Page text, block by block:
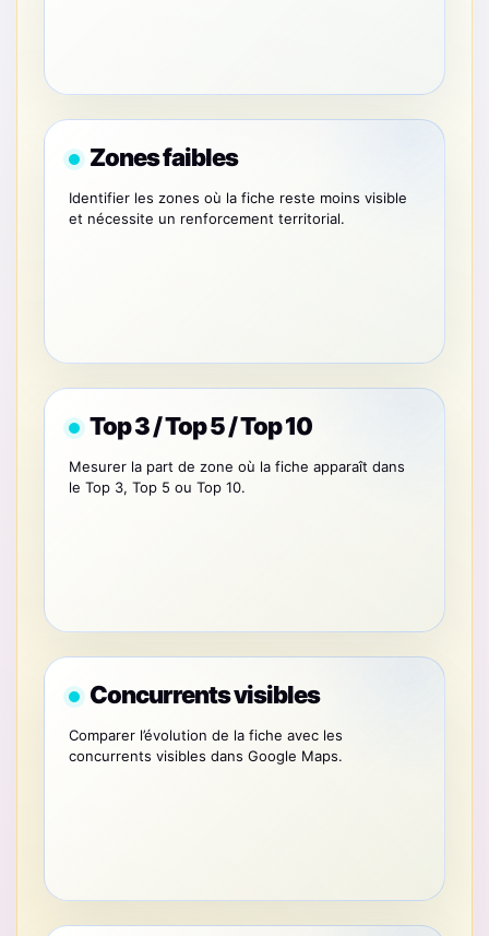
Zones faibles
Identifier les zones où la fiche reste moins visible
et nécessite un renforcement territorial.
Top 3 / Top 5 / Top 10
Mesurer la part de zone où la fiche apparaît dans
le Top 3, Top 5 ou Top 10.
Concurrents visibles
Comparer l’évolution de la fiche avec les
concurrents visibles dans Google Maps.